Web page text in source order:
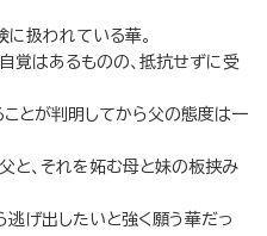
扱われている華。
覚はあるものの、抵抗せずに受
ことが判明してから父の態度は一
と、それを妬む母と妹の板挟み
げ出したいと強く願う華だっ